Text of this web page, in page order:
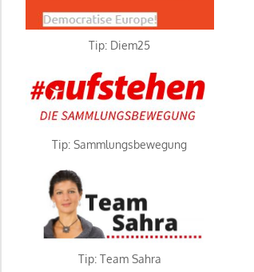
Tip: Diem25
Tip: Sammlungsbewegung
Tip: Team Sahra